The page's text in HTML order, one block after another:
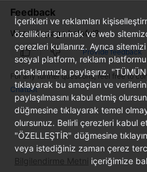
Security
White
Paper
API
Reference
SDK
Reference
FAQs
Feedback
Was this page helpful?
Provide feedback
For any further questions, feel free to
Chatbot
İçerikleri ve reklamları
özellikleri sunmak ve web
çerezleri kullanırız. Ayrıca
sosyal platform, reklam
ortaklarımızla paylaşırız.
tıklayarak bu amaçları ve
paylaşılmasını kabul etmiş
düğmesine tıklayarak temel
olursunuz. Belirli çerezleri kabul
"ÖZELLEŞTİR" düğmesine
veya istediğiniz zaman çerez
Bilgilendirme Metni içeriğimize